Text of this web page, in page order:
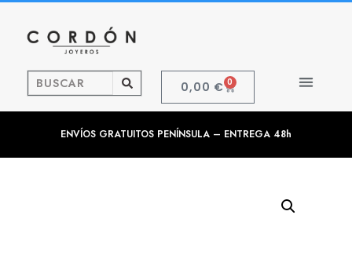
0,00 € 0
ENVÍOS GRATUITOS PENÍNSULA – ENTREGA 48h